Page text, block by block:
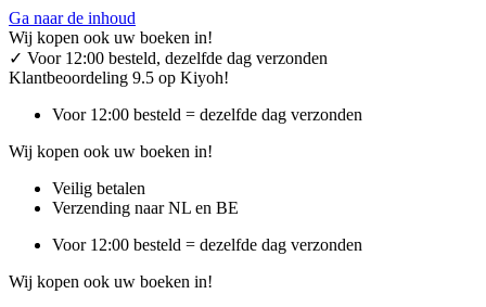
Ga naar de inhoud
Wij kopen ook uw boeken in!
✓ Voor 12:00 besteld, dezelfde dag verzonden
Klantbeoordeling 9.5 op Kiyoh!
Voor 12:00 besteld = dezelfde dag verzonden
Wij kopen ook uw boeken in!
Veilig betalen
Verzending naar NL en BE
Voor 12:00 besteld = dezelfde dag verzonden
Wij kopen ook uw boeken in!